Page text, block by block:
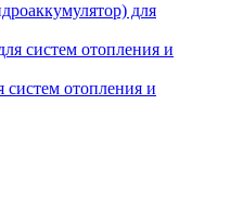
для
отопления и